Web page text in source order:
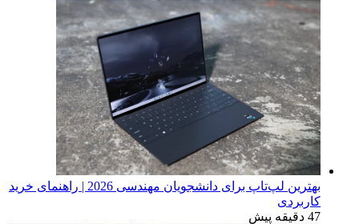
بهترین لپ‌تاپ برای دانشجویان مهندسی 2026 | راهنمای خرید
کاربردی
47 دقیقه پیش